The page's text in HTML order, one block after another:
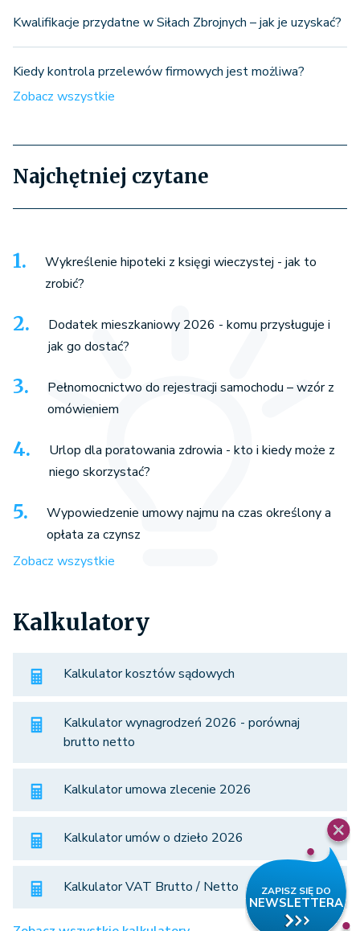
Kwalifikacje przydatne w Siłach Zbrojnych – jak je uzyskać?
Kiedy kontrola przelewów firmowych jest możliwa?
Zobacz wszystkie
Najchętniej czytane
Wykreślenie hipoteki z księgi wieczystej - jak to
zrobić?
Dodatek mieszkaniowy 2026 - komu przysługuje i
jak go dostać?
Pełnomocnictwo do rejestracji samochodu – wzór z
omówieniem
Urlop dla poratowania zdrowia - kto i kiedy może z
niego skorzystać?
Wypowiedzenie umowy najmu na czas określony a
opłata za czynsz
Zobacz wszystkie
Kalkulatory
Kalkulator kosztów sądowych
Kalkulator wynagrodzeń 2026 - porównaj
brutto netto
Kalkulator umowa zlecenie 2026
Kalkulator umów o dzieło 2026
Kalkulator VAT Brutto / Netto